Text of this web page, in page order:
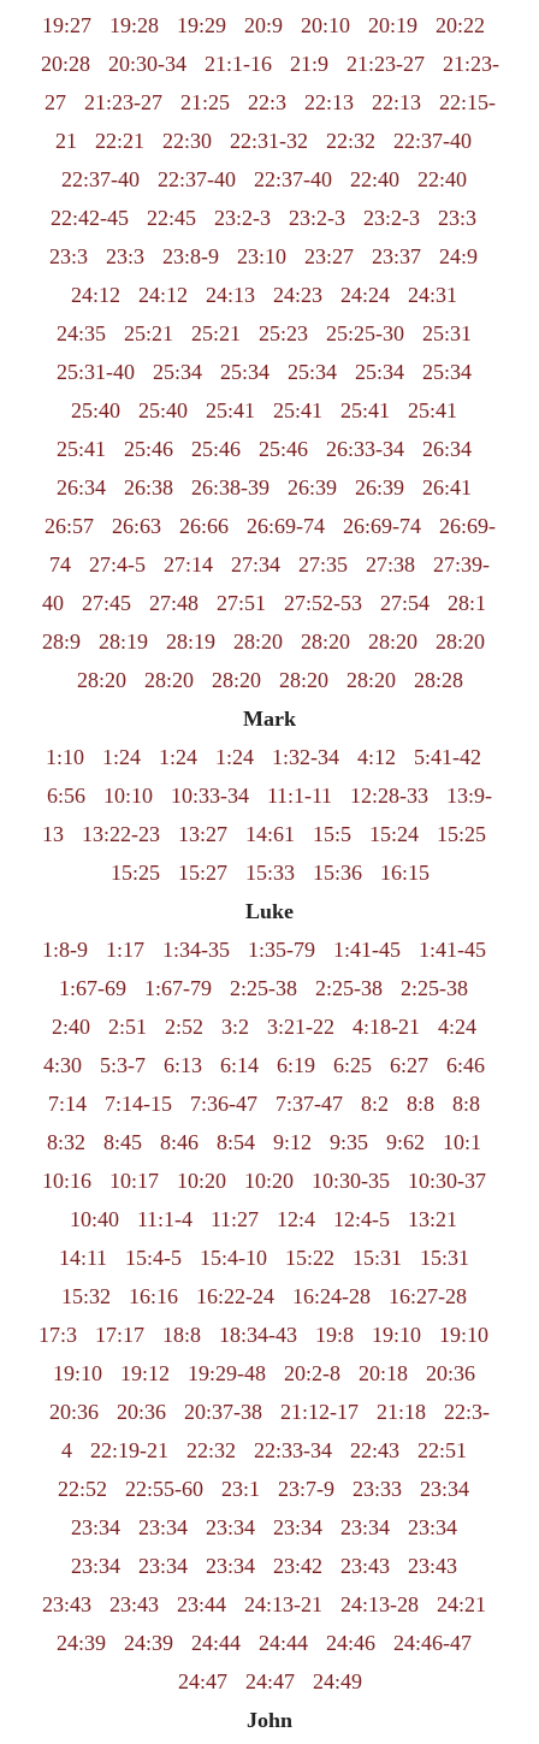
19:27
19:28 19:29 20:9 20:10 20:19
20:22
20:28
20:30-34 21:1-16 21:9 21:23-27
21:23-
27
21:23-27 21:25 22:3 22:13 22:13
22:15-
21
22:21 22:30 22:31-32 22:32
22:37-40
22:37-40
22:37-40 22:37-40 22:40
22:40
22:42-45
22:45 23:2-3 23:2-3 23:2-3
23:3
23:3
23:3 23:8-9 23:10 23:27 23:37
24:9
24:12
24:12 24:13 24:23 24:24
24:31
24:35
25:21 25:21 25:23 25:25-30
25:31
25:31-40
25:34 25:34 25:34 25:34
25:34
25:40
25:40 25:41 25:41 25:41
25:41
25:41
25:46 25:46 25:46 26:33-34
26:34
26:34
26:38 26:38-39 26:39 26:39
26:41
26:57
26:63 26:66 26:69-74 26:69-74
26:69-
74
27:4-5 27:14 27:34 27:35 27:38
27:39-
40
27:45 27:48 27:51 27:52-53 27:54
28:1
28:9
28:19 28:19 28:20 28:20 28:20
28:20
28:20
28:20 28:20 28:20 28:20
28:28
Mark
1:10
1:24 1:24 1:24 1:32-34 4:12
5:41-42
6:56
10:10 10:33-34 11:1-11 12:28-33
13:9-
13
13:22-23 13:27 14:61 15:5 15:24
15:25
15:25
15:27 15:33 15:36
16:15
Luke
1:8-9
1:17 1:34-35 1:35-79 1:41-45
1:41-45
1:67-69
1:67-79 2:25-38 2:25-38
2:25-38
2:40
2:51 2:52 3:2 3:21-22 4:18-21
4:24
4:30
5:3-7 6:13 6:14 6:19 6:25 6:27
6:46
7:14
7:14-15 7:36-47 7:37-47 8:2 8:8
8:8
8:32
8:45 8:46 8:54 9:12 9:35 9:62
10:1
10:16
10:17 10:20 10:20 10:30-35
10:30-37
10:40
11:1-4 11:27 12:4 12:4-5
13:21
14:11
15:4-5 15:4-10 15:22 15:31
15:31
15:32
16:16 16:22-24 16:24-28
16:27-28
17:3
17:17 18:8 18:34-43 19:8 19:10
19:10
19:10
19:12 19:29-48 20:2-8 20:18
20:36
20:36
20:36 20:37-38 21:12-17 21:18
22:3-
4
22:19-21 22:32 22:33-34 22:43
22:51
22:52
22:55-60 23:1 23:7-9 23:33
23:34
23:34
23:34 23:34 23:34 23:34
23:34
23:34
23:34 23:34 23:42 23:43
23:43
23:43
23:43 23:44 24:13-21 24:13-28
24:21
24:39
24:39 24:44 24:44 24:46
24:46-47
24:47
24:47
24:49
John